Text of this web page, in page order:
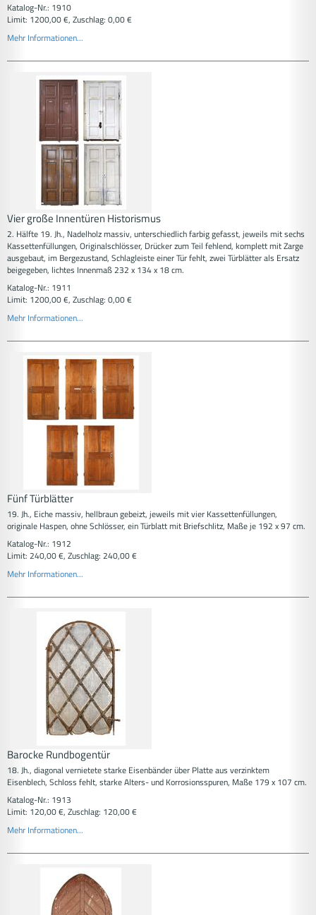
Katalog-Nr.: 1910
Limit: 1200,00 €, Zuschlag: 0,00 €
Mehr Informationen...
Vier große Innentüren Historismus
2. Hälfte 19. Jh., Nadelholz massiv, unterschiedlich farbig gefasst, jeweils mit sechs
Kassettenfüllungen, Originalschlösser, Drücker zum Teil fehlend, komplett mit Zarge
ausgebaut, im Bergezustand, Schlagleiste einer Tür fehlt, zwei Türblätter als Ersatz
beigegeben, lichtes Innenmaß 232 x 134 x 18 cm.
Katalog-Nr.: 1911
Limit: 1200,00 €, Zuschlag: 0,00 €
Mehr Informationen...
Fünf Türblätter
19. Jh., Eiche massiv, hellbraun gebeizt, jeweils mit vier Kassettenfüllungen,
originale Haspen, ohne Schlösser, ein Türblatt mit Briefschlitz, Maße je 192 x 97 cm.
Katalog-Nr.: 1912
Limit: 240,00 €, Zuschlag: 240,00 €
Mehr Informationen...
Barocke Rundbogentür
18. Jh., diagonal vernietete starke Eisenbänder über Platte aus verzinktem
Eisenblech, Schloss fehlt, starke Alters- und Korrosionsspuren, Maße 179 x 107 cm.
Katalog-Nr.: 1913
Limit: 120,00 €, Zuschlag: 120,00 €
Mehr Informationen...